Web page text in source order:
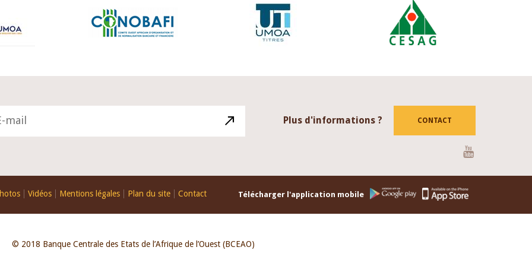
Plus d'informations ? CONTACT
Vidéos Mentions légales Plan du site Contact Télécharger l'application mobile
© 2018 Banque Centrale des Etats de l’Afrique de l’Ouest (BCEAO)